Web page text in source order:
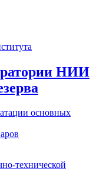
НИИ
основных
технической